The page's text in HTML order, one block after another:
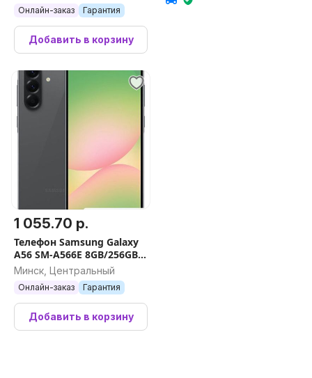
Онлайн-заказ Гарантия
Добавить в корзину
1 055.70 р.
Телефон Samsung Galaxy
A56 SM-A566E 8GB/256GB
(черный)
Минск, Центральный
Онлайн-заказ Гарантия
Добавить в корзину